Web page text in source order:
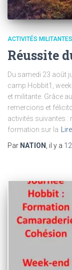
ACTIVITÉS MILITANTES
Réussite
Du samedi 23 août
camp Hobbit1,
et militante. Grâce
remercions et
activités suivantes :
formation sur la
Par NATION , il y a